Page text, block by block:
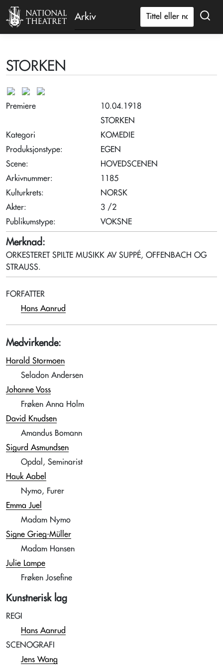
Arkiv
STORKEN
Premiere
10.04.1918
STORKEN
Kategori
KOMEDIE
Produksjonstype:
EGEN
Scene:
HOVEDSCENEN
Arkivnummer:
1185
Kulturkrets:
NORSK
Akter:
3 /2
Publikumstype:
VOKSNE
Merknad:
ORKESTERET SPILTE MUSIKK AV SUPPÉ, OFFENBACH OG
STRAUSS.
FORFATTER
Hans Aanrud
Medvirkende:
Harald Stormoen
Seladon Andersen
Johanne Voss
Frøken Anna Holm
David Knudsen
Amandus Bomann
Sigurd Asmundsen
Opdal, Seminarist
Hauk Aabel
Nymo, Furer
Emma Juel
Madam Nymo
Signe Grieg-Müller
Madam Hansen
Julie Lampe
Frøken Josefine
Kunstnerisk lag
REGI
Hans Aanrud
SCENOGRAFI
Jens Wang